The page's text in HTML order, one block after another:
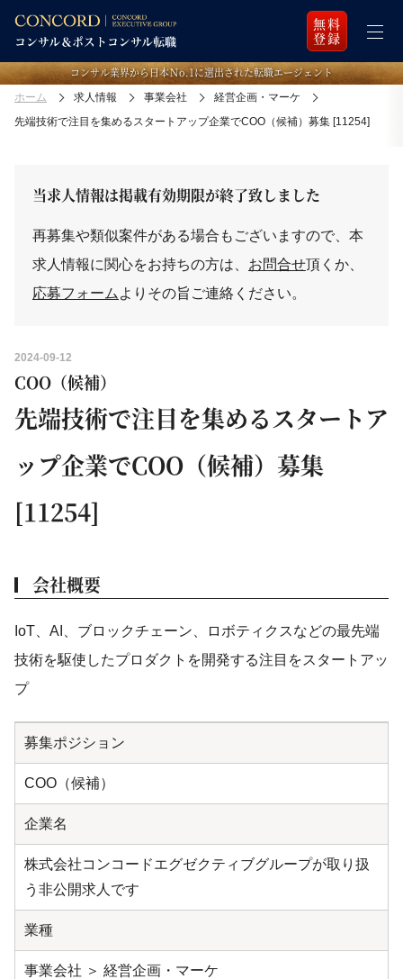
無料
登録
コンサル業界から日本Ｎo.1に選出された転職エージェント
ホーム 求人情報 事業会社
経営企画・マーケ
先端技術で注目を集めるスタートアップ企業でCOO（候補）募集 [11254]
当求人情報は掲載有効期限が終了致しました
再募集や類似案件がある場合もございますので、本
求人情報に関心をお持ちの方は、 お問合せ頂くか、
応募フォーム よりその旨ご連絡ください。
2024-09-12
COO（候補）
先端技術で注目を集めるスタートア
ップ企業でCOO（候補）募集
[11254]
会社概要
IoT、AI、ブロックチェーン、ロボティクスなどの最先端
技術を駆使したプロダクトを開発する注目をスタートアッ
プ
募集ポジション
COO（候補）
企業名
株式会社コンコードエグゼクティブグループが取り扱
う非公開求人です
業種
事業会社 ＞ 経営企画・マーケ